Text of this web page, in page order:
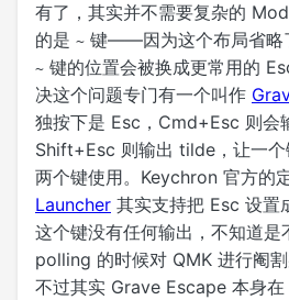
有了，其实并不需要复杂的
的是 ~ 键——因为这个布局省略
~ 键的位置会被换成更常用的
决这个问题专门有一个叫作
独按下是 Esc，Cmd+Esc 则会
Shift+Esc 则输出 tilde，让一
两个键使用。Keychron 官方的
Launcher 其实支持把 Esc 设置
这个键没有任何输出，不知道
polling 的时候对 QMK 进行阉割
不过其实 Grave Escape 本身